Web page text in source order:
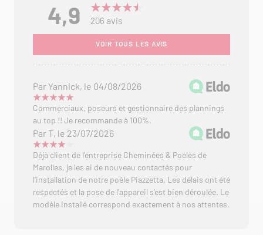
4,9 206 avis
VOIR TOUS LES AVIS
Par Yannick, le 04/08/2026
Commerciaux, poseurs et gestionnaire des plannings
au top !! Je recommande à 100%.
Par T, le 23/07/2026
Déjà client de l'entreprise Cheminées & Poêles de
Marolles, je les ai de nouveau contactés pour
l'installation de notre poêle Piazzetta. Les délais ont été
respectés et la pose de l'appareil s'est bien déroulée. Le
modèle installé correspond exactement à nos attentes.